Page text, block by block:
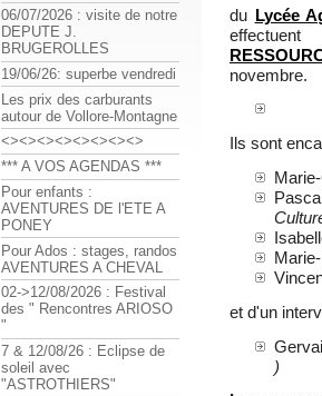
du Lycée
novembre.
Ils sont
et d'un
)
06/07/2026 : visite de notre
DEPUTE J.
BRUGEROLLES
19/06/26: superbe vendredi
Les prix des carburants
autour de Vollore-Montagne
<><><><><><><><>
*** A VOS AGENDAS ***
Pour enfants :
AVENTURES DE l'ETE A
PONEY
Pour Ados : stages, randos
AVENTURES A CHEVAL
02->12/08/2026 : Festival
des " Rencontres ARIOSO
"
7 & 12/08/26 : Eclipse de
soleil avec
"ASTROTHIERS"